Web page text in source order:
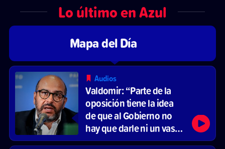
Lo último en Azul
Mapa del Día
Audios
Valdomir: “Parte de la
oposición tiene la idea
de que al Gobierno no
hay que darle ni un vaso
de agua”